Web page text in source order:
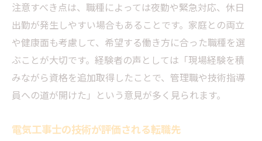
注意すべき点は、職種によっては夜勤や緊急対応、休日
出勤が発生しやすい場合もあることです。家庭との両立
や健康面も考慮して、希望する働き方に合った職種を選
ぶことが大切です。経験者の声としては「現場経験を積
みながら資格を追加取得したことで、管理職や技術指導
員への道が開けた」という意見が多く見られます。
電気工事士の技術が評価される転職先